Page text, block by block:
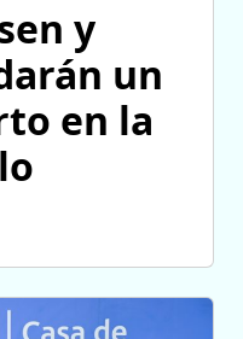
y
un
en la